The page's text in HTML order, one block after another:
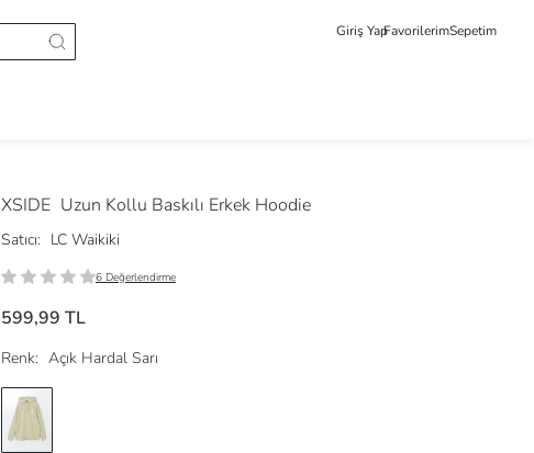
Giriş YapFavorilerimSepetim
XSIDE Uzun Kollu Baskılı Erkek Hoodie
Satıcı: LC Waikiki
6 Değerlendirme
599,99 TL
Renk: Açık Hardal Sarı